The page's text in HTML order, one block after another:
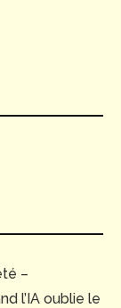
–
l’IA oublie le